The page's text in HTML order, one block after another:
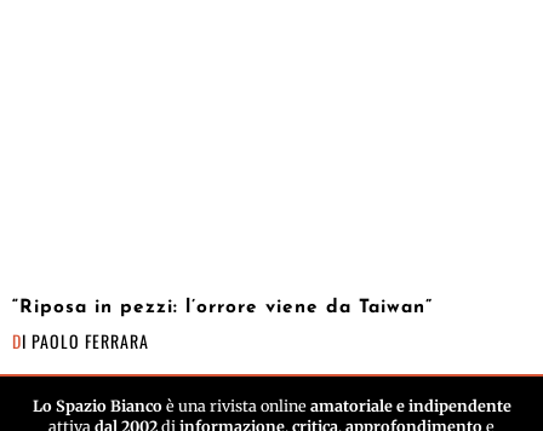
“Riposa in pezzi: l’orrore viene da Taiwan”
DI PAOLO FERRARA
Lo Spazio Biancoè una rivista online amatoriale e indipendente
attiva dal 2002 di informazione, critica, approfondimento e